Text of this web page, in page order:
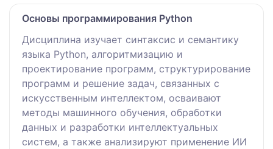
Основы программирования Python
Дисциплина изучает синтаксис и семантику
языка Python, алгоритмизацию и
проектирование программ, структурирование
программ и решение задач, связанных с
искусственным интеллектом, осваивают
методы машинного обучения, обработки
данных и разработки интеллектуальных
систем, а также анализируют применение ИИ